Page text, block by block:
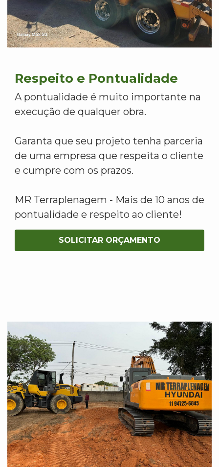
Respeito e Pontualidade
A pontualidade é muito importante na
execução de qualquer obra.
Garanta que seu projeto tenha parceria
de uma empresa que respeita o cliente
e cumpre com os prazos.
MR Terraplenagem - Mais de 10 anos de
pontualidade e respeito ao cliente!
SOLICITAR ORÇAMENTO